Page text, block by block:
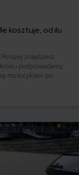
kosztuje, od ilu
znajdziesz
podpowiadamy,
motocyklem po